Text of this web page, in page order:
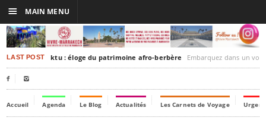
LAST POSTTimbuktu : éloge du patrimoine afro-berbère Embarquez dans un voyage culturel dans le
 
Accueil Agenda Le Blog Actualités Les Carnets de Voyage
☰ MAIN MENU